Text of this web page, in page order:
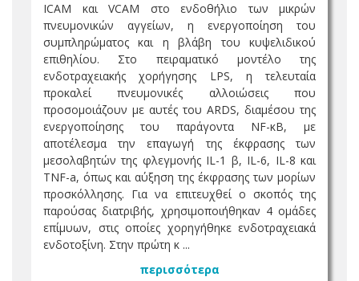
ICAM και VCAM στο ενδοθήλιο των μικρών
πνευμονικών αγγείων, η ενεργοποίηση του
συμπληρώματος και η βλάβη του κυψελιδικού
επιθηλίου. Στο πειραματικό μοντέλο της
ενδοτραχειακής χορήγησης LPS, η τελευταία
προκαλεί πνευμονικές αλλοιώσεις που
προσομοιάζουν με αυτές του ARDS, διαμέσου της
ενεργοποίησης του παράγοντα NF-κΒ, με
αποτέλεσμα την επαγωγή της έκφρασης των
μεσολαβητών της φλεγμονής IL-1 β, IL-6, IL-8 και
TNF-a, όπως και αύξηση της έκφρασης των μορίων
προσκόλλησης. Για να επιτευχθεί ο σκοπός της
παρούσας διατριβής, χρησιμοποιήθηκαν 4 ομάδες
επίμυων, στις οποίες χορηγήθηκε ενδοτραχειακά
ενδοτοξίνη. Στην πρώτη κ ...
περισσότερα